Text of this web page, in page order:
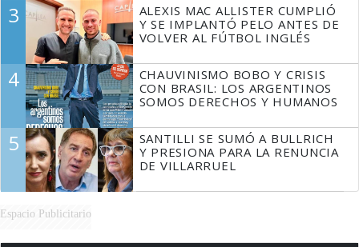
3
ALEXIS MAC ALLISTER CUMPLIÓ
Y SE IMPLANTÓ PELO ANTES DE
VOLVER AL FÚTBOL INGLÉS
4
CHAUVINISMO BOBO Y CRISIS
CON BRASIL: LOS ARGENTINOS
SOMOS DERECHOS Y HUMANOS
5
SANTILLI SE SUMÓ A BULLRICH
Y PRESIONA PARA LA RENUNCIA
DE VILLARRUEL
Espacio Publicitario